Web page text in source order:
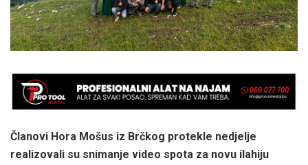
Članovi Hora Mošus iz Brčkog protekle nedjelje
realizovali su snimanje video spota za novu ilahiju